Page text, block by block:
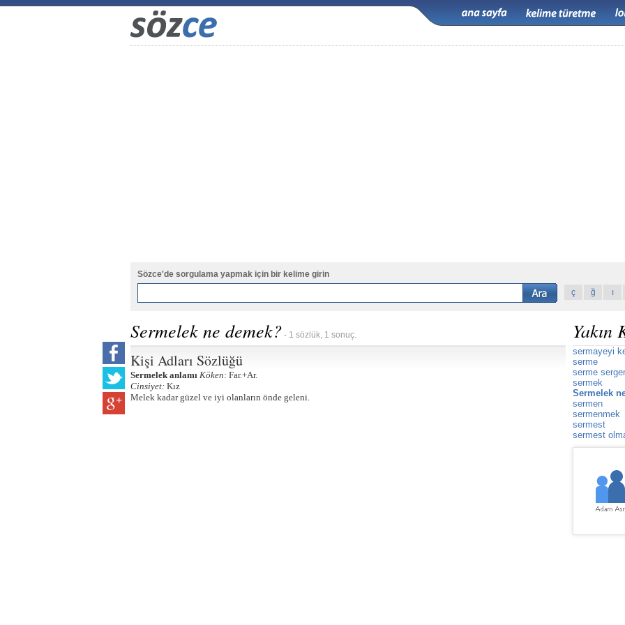
Sözce'de sorgulama yapmak için bir kelime girin
ç
ğ ı
Sermelek ne demek? - 1 sözlük, 1 sonuç.
Kişi Adları Sözlüğü
Sermelek anlamı Köken: Far.+Ar.
Cinsiyet: Kız
Melek kadar güzel ve iyi olanların önde geleni.
Yakın
sermayeyi
serme
serme
sermek
Sermelek
sermen
sermenmek
sermest
sermest